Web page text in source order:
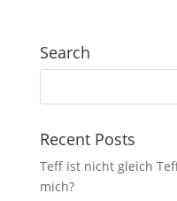
Search
Recent Posts
Teff ist nicht gleich
mich?